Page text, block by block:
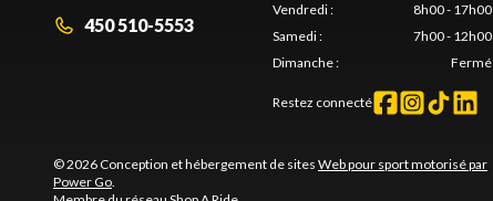
450 510-5553
Vendredi:
8h00 - 17h00
Samedi:
7h00 - 12h00
Dimanche: Fermé
Restez connecté
© 2026 Conception et hébergement de sites Web pour sport motorisé par
Power Go.